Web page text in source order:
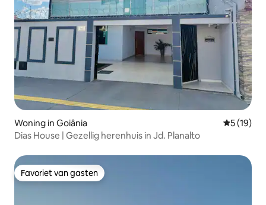
Woning in Goiânia
5 (19)
Dias House | Gezellig herenhuis in Jd. Planalto
Favoriet van gasten
Favoriet van gasten